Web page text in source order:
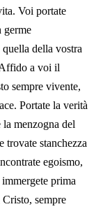
Voi portate
germe
della vostra
a voi il
sempre vivente,
Portate la verità
menzogna del
trovate stanchezza
egoismo,
prima
sempre